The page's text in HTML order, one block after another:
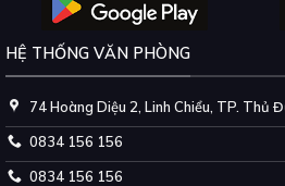
HỆ THỐNG VĂN PHÒNG
74 Hoàng Diệu 2, Linh Chiểu, TP. Thủ
0834 156 156
0834 156 156